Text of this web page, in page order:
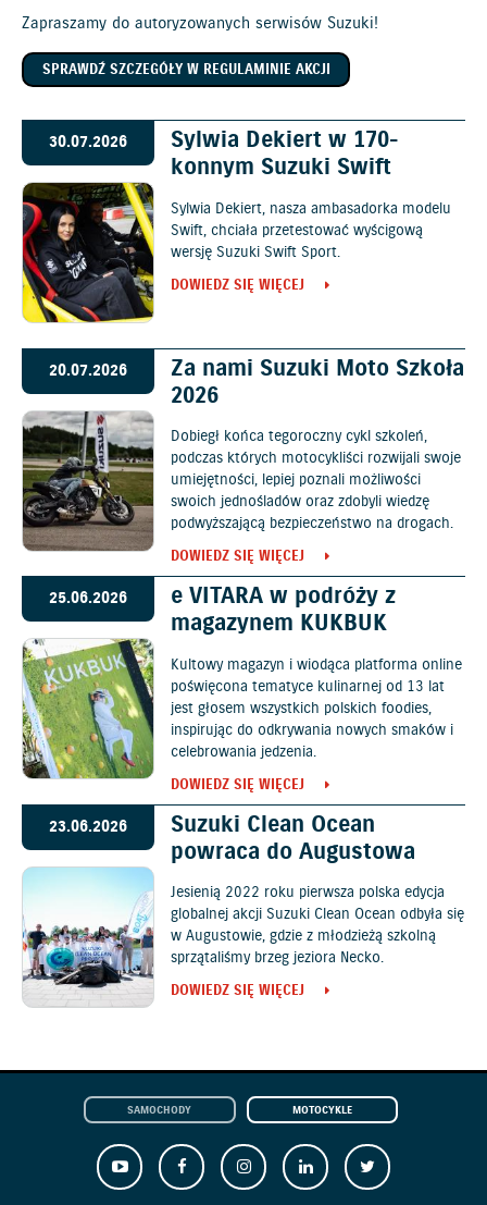
Zapraszamy do autoryzowanychserwisów Suzuki!
SPRAWDŹ SZCZEGÓŁY W REGULAMINIE AKCJI
30.07.2026
Sylwia Dekiert w 170-
konnym Suzuki Swift
Sylwia Dekiert, nasza ambasadorka modelu
Swift, chciała przetestować wyścigową
wersję Suzuki Swift Sport.
DOWIEDZ SIĘ WIĘCEJ
20.07.2026
Za nami Suzuki Moto Szkoła
2026
Dobiegł końca tegoroczny cykl szkoleń,
podczas których motocykliści rozwijali swoje
umiejętności, lepiej poznali możliwości
swoich jednośladów oraz zdobyli wiedzę
podwyższającą bezpieczeństwo na drogach.
DOWIEDZ SIĘ WIĘCEJ
25.06.2026
e VITARA w podróży z
magazynem KUKBUK
Kultowy magazyn i wiodąca platforma online
poświęcona tematyce kulinarnej od 13 lat
jest głosem wszystkich polskich foodies,
inspirując do odkrywania nowych smaków i
celebrowania jedzenia.
DOWIEDZ SIĘ WIĘCEJ
23.06.2026
Suzuki Clean Ocean
powraca do Augustowa
Jesienią 2022 roku pierwsza polska edycja
globalnej akcji Suzuki Clean Ocean odbyła się
w Augustowie, gdzie z młodzieżą szkolną
sprzątaliśmy brzeg jeziora Necko.
DOWIEDZ SIĘ WIĘCEJ
SAMOCHODY MOTOCYKLE